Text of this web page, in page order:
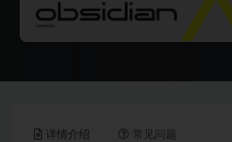
详情介绍 常见问题